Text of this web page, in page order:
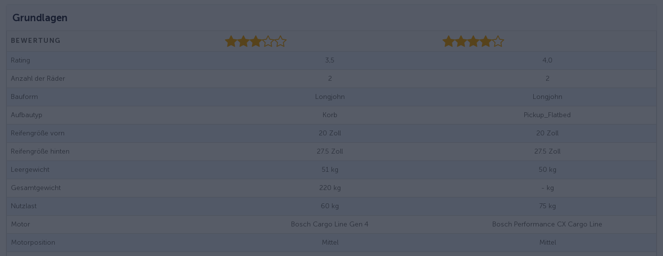
Grundlagen
BEWERTUNG
Rating 3,5 4,0
Anzahl der Räder 2 2
Bauform Longjohn Longjohn
Aufbautyp Korb Pickup_Flatbed
Reifengröße vorn 20 Zoll 20 Zoll
Reifengröße hinten 27.5 Zoll 27.5 Zoll
Leergewicht 51 kg 50 kg
Gesamtgewicht 220 kg - kg
Nutzlast 60 kg 75 kg
Motor Bosch Cargo Line Gen 4 Bosch Performance CX Cargo Line
Motorposition Mittel Mittel